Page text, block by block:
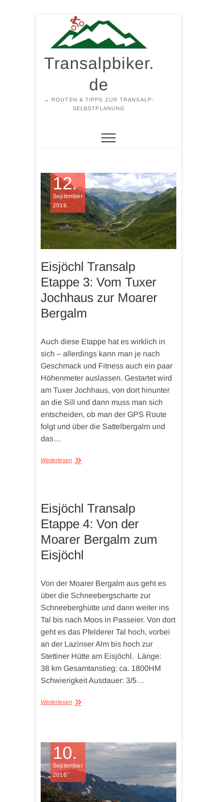
springen
Transalpbiker.
de
→ ROUTEN & TIPPS ZUR TRANSALP-
SELBSTPLANUNG
12.
September
2016
Eisjöchl Transalp
Etappe 3: Vom Tuxer
Jochhaus zur Moarer
Bergalm
Auch diese Etappe hat es wirklich in
sich – allerdings kann man je nach
Geschmack und Fitness auch ein paar
Höhenmeter auslassen. Gestartet wird
am Tuxer Jochhaus, von dort hinunter
an die Sill und dann muss man sich
entscheiden, ob man der GPS Route
folgt und über die Sattelbergalm und
das…
Weiterlesen
Eisjöchl Transalp
Etappe 4: Von der
Moarer Bergalm zum
Eisjöchl
Von der Moarer Bergalm aus geht es
über die Schneebergscharte zur
Schneeberghütte und dann weiter ins
Tal bis nach Moos in Passeier. Von dort
geht es das Pfelderer Tal hoch, vorbei
an der Lazinser Alm bis hoch zur
Stettiner Hütte am Eisjöchl. Länge:
38 km Gesamtanstieg: ca. 1800HM
Schwierigkeit Ausdauer: 3/5…
Weiterlesen
10.
September
2016